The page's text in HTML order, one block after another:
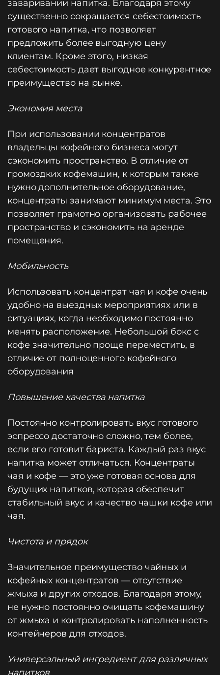
заваривании напитка. Благодаря этому
существенно сокращается себестоимость
готового напитка, что позволяет
предложить более выгодную цену
клиентам. Кроме этого, низкая
себестоимость дает выгодное конкурентное
преимущество на рынке.
Экономия места
При использовании концентратов
владельцы кофейного бизнеса могут
сэкономить пространство. В отличие от
громоздких кофемашин, к которым также
нужно дополнительное оборудование,
концентраты занимают минимум места. Это
позволяет грамотно организовать рабочее
пространство и сэкономить на аренде
помещения.
Мобильность
Использовать концентрат чая и кофе очень
удобно на выездных мероприятиях или в
ситуациях, когда необходимо постоянно
менять расположение. Небольшой бокс с
кофе значительно проще переместить, в
отличие от полноценного кофейного
оборудования
Повышение качества напитка
Постоянно контролировать вкус готового
эспрессо достаточно сложно, тем более,
если его готовит бариста. Каждый раз вкус
напитка может отличаться. Концентраты
чая и кофе — это уже готовая основа для
будущих напитков, которая обеспечит
стабильный вкус и качество чашки кофе или
чая.
Чистота и прядок
Значительное преимущество чайных и
кофейных концентратов — отсутствие
жмыха и других отходов. Благодаря этому,
не нужно постоянно очищать кофемашину
от жмыха и контролировать наполненность
контейнеров для отходов.
Универсальный ингредиент для различных
напитков